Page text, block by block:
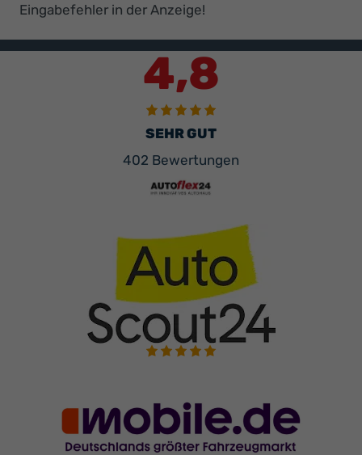
Eingabefehler in der Anzeige!
4,8
SEHR GUT
402 Bewertungen